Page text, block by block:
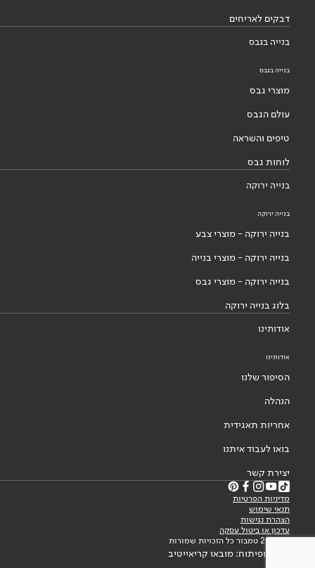
דבקים לאריחים
בנייה בגבס
בנייה בגבס
מוצרי גבס
עולם הגבס
טיפים והשראה
לוחות גבס
בנייה ירוקה
בנייה ירוקה
בנייה ירוקה - מוצרי צבע
בנייה ירוקה - מוצרי בנייה
בנייה ירוקה - מוצרי גבס
בלוג בנייה ירוקה
אודותינו
אודותינו
הסיפור שלנו
הנהלה
אחריות תאגידית
בואו לעבוד איתנו
יצירת קשר
מדיניות הפרטיות
תנאי שימוש
הצהרת נגישות
עדכון או ביטול עסקה
© 2026 טמבור כל הזכויות שמורות
עיצוב ופיתוח: מובאו קריאייטיב